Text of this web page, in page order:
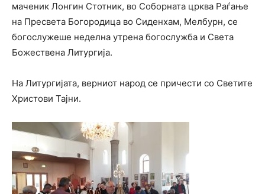
маченик Лонгин Стотник, во Соборната црква Раѓање
на Пресвета Богородица во Сиденхам, Мелбурн, се
богослужеше неделна утрена богослужба и Света
Божествена Литургија.
На Литургијата, верниот народ се причести со Светите
Христови Тајни.